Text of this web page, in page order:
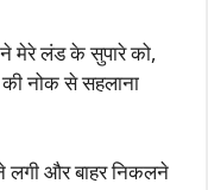
मेरे लंड के सुपारे को,
नोक से सहलाना
लगी और बाहर निकलने